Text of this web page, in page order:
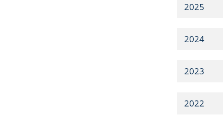
2025
2024
2023
2022